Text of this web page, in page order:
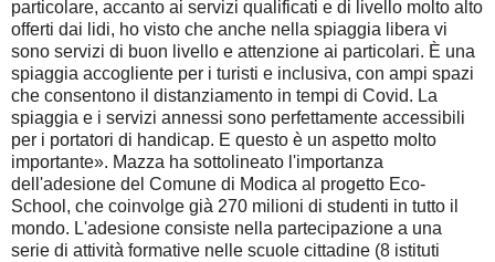
particolare, accanto ai servizi qualificati e di livello molto alto
offerti dai lidi, ho visto che anche nella spiaggia libera vi
sono servizi di buon livello e attenzione ai particolari. È una
spiaggia accogliente per i turisti e inclusiva, con ampi spazi
che consentono il distanziamento in tempi di Covid. La
spiaggia e i servizi annessi sono perfettamente accessibili
per i portatori di handicap. E questo è un aspetto molto
importante». Mazza ha sottolineato l'importanza
dell'adesione del Comune di Modica al progetto Eco-
School, che coinvolge già 270 milioni di studenti in tutto il
mondo. L'adesione consiste nella partecipazione a una
serie di attività formative nelle scuole cittadine (8 istituti